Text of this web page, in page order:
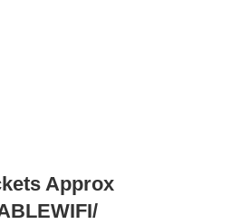
Approx